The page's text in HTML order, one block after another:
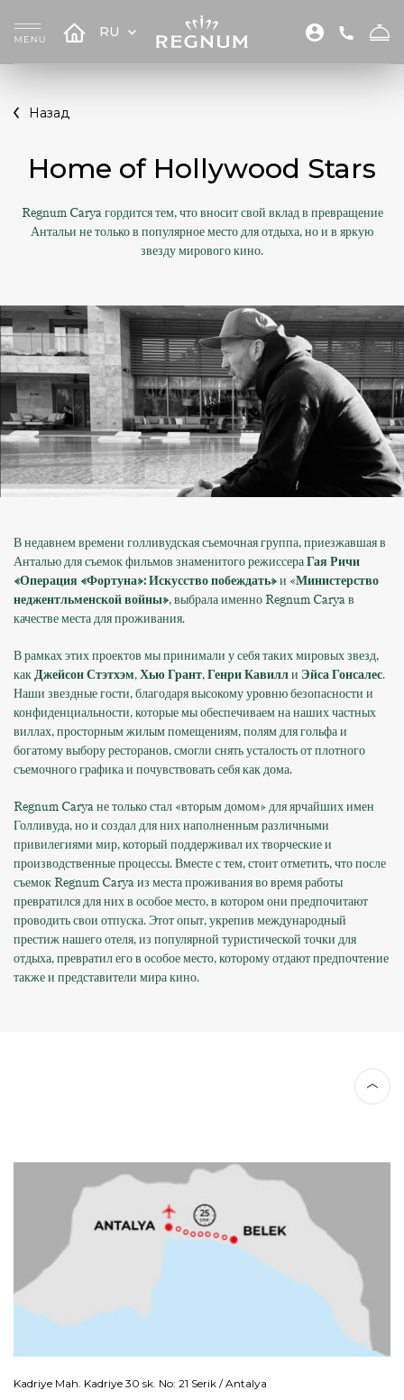
RU
Назад
Home of Hollywood Stars
Regnum Carya гордится тем, что вносит свой вклад в превращение
Антальи не только в популярное место для отдыха, но и в яркую
звезду мирового кино.
В недавнем времени голливудская съемочная группа, приезжавшая в
Анталью для съемок фильмов знаменитого режиссераГая Ричи
«Операция «Фортуна»: Искусство побеждать»и «Министерство
неджентльменской войны», выбрала именно Regnum Carya в
качестве места для проживания.
В рамках этих проектов мы принимали у себя таких мировых звезд,
какДжейсон Стэтхэм,Хью Грант,Генри Кавилли Эйса Гонсалес.
Наши звездные гости, благодаря высокому уровню безопасности и
конфиденциальности, которые мы обеспечиваем на наших частных
виллах, просторным жилым помещениям, полям для гольфа и
богатому выбору ресторанов, смогли снять усталость от плотного
съемочного графика и почувствовать себя как дома.
Regnum Carya не только стал «вторым домом» для ярчайших имен
Голливуда, но и создал для них наполненным различными
привилегиями мир, который поддерживал их творческие и
производственные процессы. Вместе с тем, стоит отметить, что после
съемок Regnum Carya из места проживания во время работы
превратился для них в особое место, в котором они предпочитают
проводить свои отпуска. Этот опыт, укрепив международный
престиж нашего отеля, из популярной туристической точки для
отдыха, превратил его в особое место, которому отдают предпочтение
также и представители мира кино.
Kadriye Mah. Kadriye 30 sk. No: 21 Serik / Antalya